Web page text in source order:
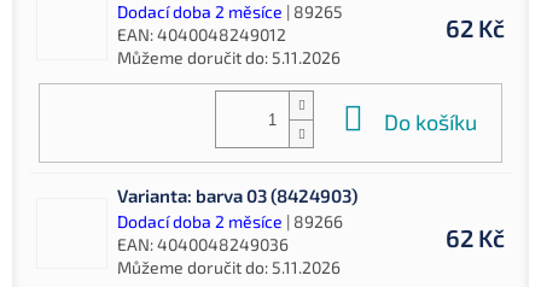
Dodací doba 2 měsíce | 89265
EAN:4040048249012
Můžeme doručit do: 5.11.2026
62 Kč
Do košíku
Varianta: barva 03 (8424903)
Dodací doba 2 měsíce | 89266
EAN:4040048249036
Můžeme doručit do: 5.11.2026
62 Kč